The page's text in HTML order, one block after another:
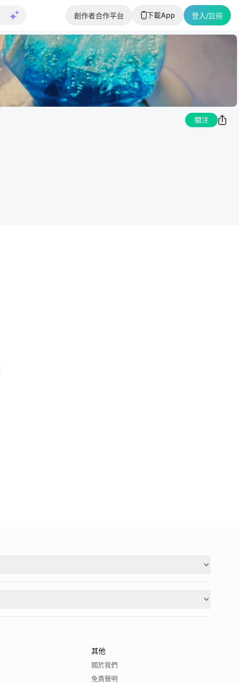
創作者合作平台 下載App 登入/註冊
關注
其他
關於我們
免責聲明